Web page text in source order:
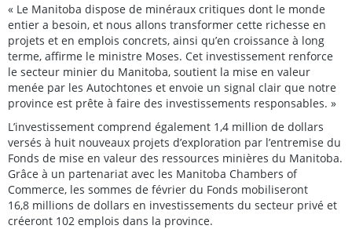
« Le Manitoba dispose de minéraux critiques dont le monde
entier a besoin, et nous allons transformer cette richesse en
projets et en emplois concrets, ainsi qu’en croissance à long
terme, affirme le ministre Moses. Cet investissement renforce
le secteur minier du Manitoba, soutient la mise en valeur
menée par les Autochtones et envoie un signal clair que notre
province est prête à faire des investissements responsables. »
L’investissement comprend également 1,4 million de dollars
versés à huit nouveaux projets d’exploration par l’entremise du
Fonds de mise en valeur des ressources minières du Manitoba.
Grâce à un partenariat avec les Manitoba Chambers of
Commerce, les sommes de février du Fonds mobiliseront
16,8 millions de dollars en investissements du secteur privé et
créeront 102 emplois dans la province.